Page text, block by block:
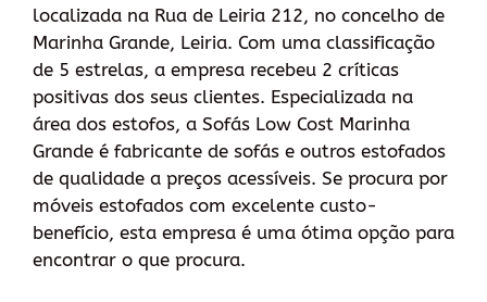
localizada na Rua de Leiria 212, no concelho de
Marinha Grande, Leiria. Com uma classificação
de 5 estrelas, a empresa recebeu 2 críticas
positivas dos seus clientes. Especializada na
área dos estofos, a Sofás Low Cost Marinha
Grande é fabricante de sofás e outros estofados
de qualidade a preços acessíveis. Se procura por
móveis estofados com excelente custo-
benefício, esta empresa é uma ótima opção para
encontrar o que procura.